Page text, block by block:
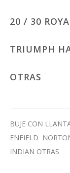
20 / 30
TRIUMPH
OTRAS
BUJE CON
ENFIELD
INDIAN OTRAS